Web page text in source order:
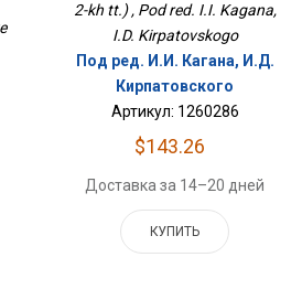
2-kh tt.) , Pod red. I.I. Kagana,
I.D. Kirpatovskogo
Под ред. И.И. Кагана, И.Д.
Кирпатовского
Артикул: 1260286
$143.26
Доставка за 14–20 дней
КУПИТЬ